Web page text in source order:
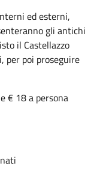
ed esterni,
gli antichi
il Castellazzo
per poi proseguire
€ 18 a persona